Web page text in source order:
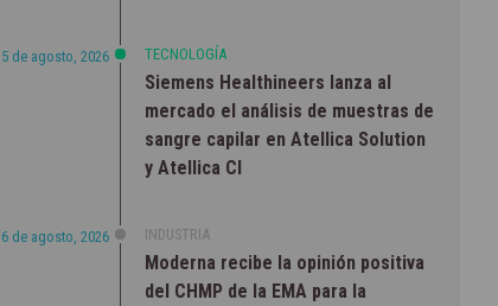
5 de agosto, 2026 TECNOLOGÍA
Siemens Healthineers lanza al
mercado el análisis de muestras de
sangre capilar en Atellica Solution
y Atellica CI
6 de agosto, 2026 INDUSTRIA
Moderna recibe la opinión positiva
del CHMP de la EMA para la